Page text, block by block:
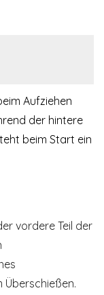
Aufziehen
der hintere
beim Start ein
vordere Teil der
Überschießen.